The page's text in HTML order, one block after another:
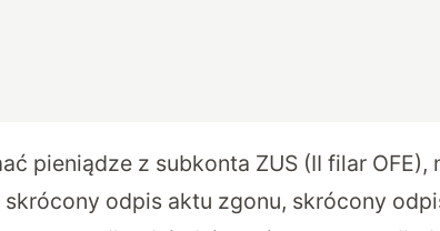
pieniądze z subkonta ZUS (II filar OFE),
odpis aktu zgonu, skrócony